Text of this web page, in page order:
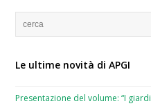
Le ultime novità di APGI
Presentazione del volume: “I